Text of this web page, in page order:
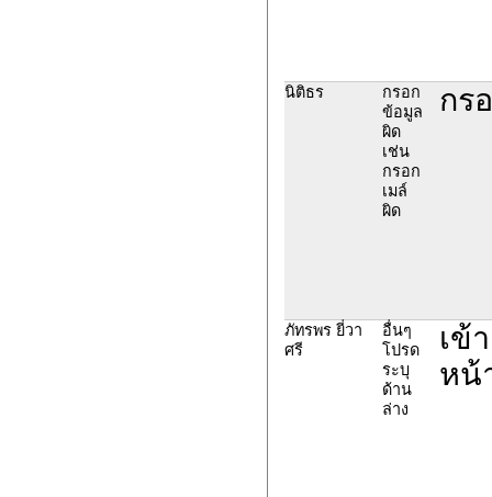
นิติธร
กรอก
ข้อมูล
ผิด
เช่น
กรอก
เมล์
ผิด
กร
ภัทรพร ยี่วา
ศรี
อื่นๆ
โปรด
ระบุ
ด้าน
ล่าง
เข้
หน้